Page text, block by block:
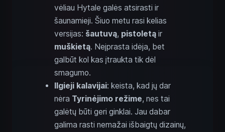
vėliau Hytale galės atsirasti ir
šaunamieji. Šiuo metu rasi kelias
versijas: šautuvą, pistoletą ir
muškietą. Neįprasta idėja, bet
galbūt kol kas įtraukta tik dėl
smagumo.
Ilgieji kalavijai: keista, kad jų dar
nėra Tyrinėjimo režime, nes tai
galėtų būti geri ginklai. Jau dabar
galima rasti nemažai išbaigtų dizainų,